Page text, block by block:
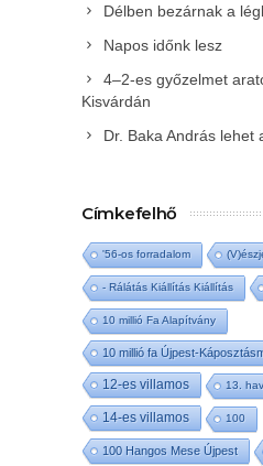
Délben bezárnak a
Napos időnk lesz
4–2-es győzelmet
Kisvárdán
Dr. Baka András lehet
Címkefelhő
'56-os forradalom
- Rálátás Kiállítás Kiállítás
10 millió Fa Alapítvány
10 millió fa Újpest-
12-es villamos 13.
14-es villamos 100
100 Hangos Mese Újpest